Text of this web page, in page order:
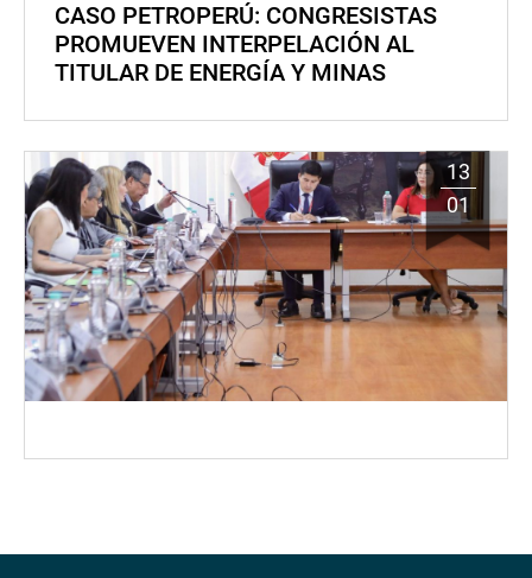
CASO PETROPERÚ: CONGRESISTAS
PROMUEVEN INTERPELACIÓN AL
TITULAR DE ENERGÍA Y MINAS
13
01